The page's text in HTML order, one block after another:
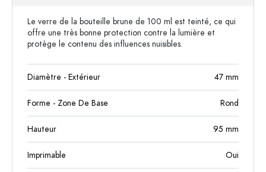
Le verre de la bouteille brune de 100 ml est teinté, ce qui
offre une très bonne protection contre la lumière et
protège le contenu des influences nuisibles.
Diamètre - Extérieur 47 mm
Forme - Zone De Base Rond
Hauteur 95 mm
Imprimable Oui